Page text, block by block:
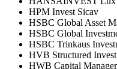
HPM Invest Sicav
HSBC Global Asset
HSBC Global
HSBC Trinkaus
HVB Structured
HWB Capital